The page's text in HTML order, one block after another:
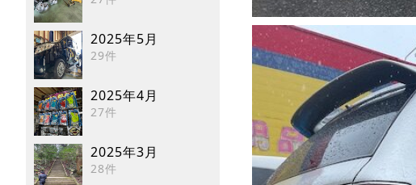
2025年5月
29件
2025年4月
27件
2025年3月
28件